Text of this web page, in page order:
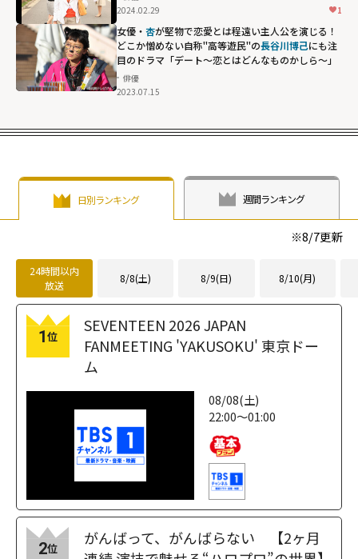
2024.02.29
1
「デート～恋と
しら～」"
width="304"
height="203"
igh">
女優・ 杏が堅物で恋愛とは程遠い主人公を演じる！
どこか憎めない自称"高等遊民"の長谷川博己にも注
目のドラマ「デート～恋とはどんなものかしら～」
俳優
2023.07.15
日別ランキング 週間ランキング
※8/7更新
24時間以内
放送
8/8(土) 8/9(日) 8/10(月)
1位
SEVENTEEN 2026 JAPAN
FANMEETING 'YAKUSOKU' 東京ドー
ム
08/08(土)
22:00～01:00
2位
がんばって、がんばらない 【2ヶ月